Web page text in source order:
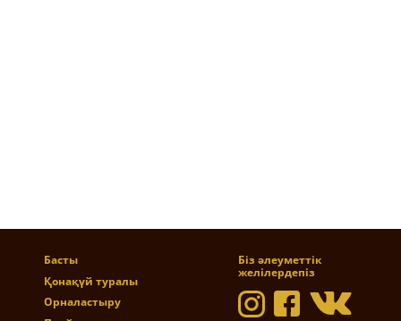
Басты
Қонақүй туралы
Орналастыру
Біз әлеуметтік
желілердепіз